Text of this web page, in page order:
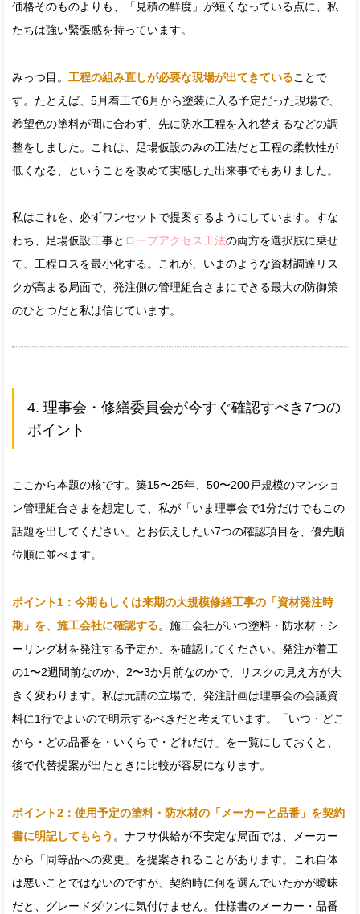
価格そのものよりも、「見積の鮮度」が短くなっている点に、私
たちは強い緊張感を持っています。
みっつ目。 工程の組み直しが必要な現場が出てきていることで
す。たとえば、5月着工で6月から塗装に入る予定だった現場で、
希望色の塗料が間に合わず、先に防水工程を入れ替えるなどの調
整をしました。これは、足場仮設のみの工法だと工程の柔軟性が
低くなる、ということを改めて実感した出来事でもありました。
私はこれを、必ずワンセットで提案するようにしています。すな
わち、足場仮設工事と ロープアクセス工法の両方を選択肢に乗せ
て、工程ロスを最小化する。これが、いまのような資材調達リス
クが高まる局面で、発注側の管理組合さまにできる最大の防御策
のひとつだと私は信じています。
4. 理事会・修繕委員会が今すぐ確認すべき7つの
ポイント
ここから本題の核です。築15〜25年、50〜200戸規模のマンショ
ン管理組合さまを想定して、私が「いま理事会で1分だけでもこの
話題を出してください」とお伝えしたい7つの確認項目を、優先順
位順に並べます。
ポイント1：今期もしくは来期の大規模修繕工事の「資材発注時
期」を、施工会社に確認する。施工会社がいつ塗料・防水材・シ
ーリング材を発注する予定か、を確認してください。発注が着工
の1〜2週間前なのか、2〜3か月前なのかで、リスクの見え方が大
きく変わります。私は元請の立場で、発注計画は理事会の会議資
料に1行でよいので明示するべきだと考えています。「いつ・どこ
から・どの品番を・いくらで・どれだけ」を一覧にしておくと、
後で代替提案が出たときに比較が容易になります。
ポイント2：使用予定の塗料・防水材の「メーカーと品番」を契約
書に明記してもらう 。ナフサ供給が不安定な局面では、メーカー
から「同等品への変更」を提案されることがあります。これ自体
は悪いことではないのですが、契約時に何を選んでいたかが曖昧
だと、グレードダウンに気付けません。仕様書のメーカー・品番